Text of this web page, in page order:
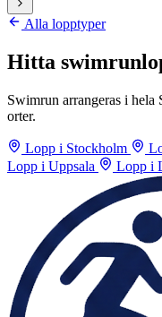
Alla lopptyper
Hitta
Swimrun arrangeras i hela
orter.
Lopp i Stockholm
Lopp i Uppsala
Lopp i